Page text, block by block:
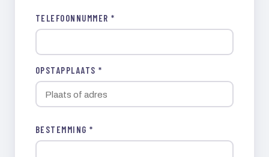
TELEFOONNUMMER *
OPSTAPPLAATS *
BESTEMMING *